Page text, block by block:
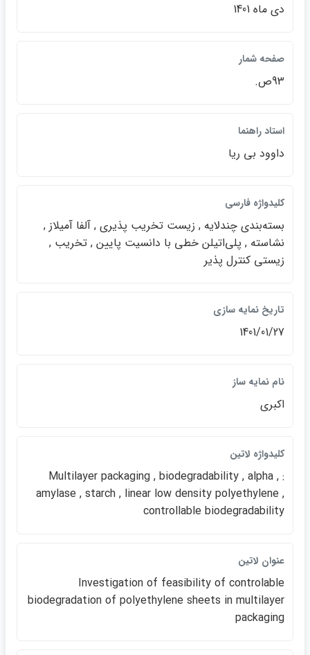
دي ماه 1401
صفحه شمار
93ص.
استاد راهنما
داوود بي ريا
كليدواژه فارسي
بسته‌بندي چندلايه , زيست تخريب پذيري , آلفا آميلاز ,
نشاسته , پلي‌اتيلن خطي با دانسيت پايين , تخريب ,
زيستي كنترل پذير
تاريخ نمايه سازي
1401/01/27
نام نمايه ساز
اكبري
كليدواژه لاتين
: Multilayer packaging , biodegradability , alpha ,
amylase , starch , linear low density polyethylene ,
controllable biodegradability
عنوان لاتين
Investigation of feasibility of controlable
biodegradation of polyethylene sheets in multilayer
packaging